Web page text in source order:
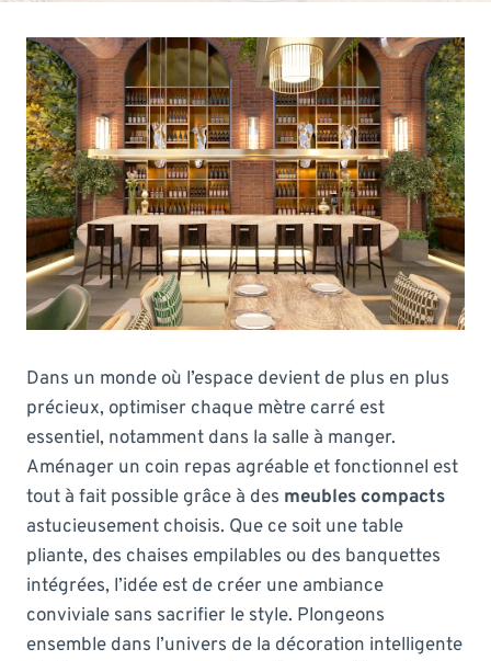
Dans un monde où l’espace devient de plus en plus
précieux, optimiser chaque mètre carré est
essentiel, notamment dans la salle à manger.
Aménager un coin repas agréable et fonctionnel est
tout à fait possible grâce à des meubles compacts
astucieusement choisis. Que ce soit une table
pliante, des chaises empilables ou des banquettes
intégrées, l’idée est de créer une ambiance
conviviale sans sacrifier le style. Plongeons
ensemble dans l’univers de la décoration intelligente